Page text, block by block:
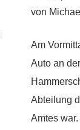
von
Am
Auto an
Abteilung
Amtes